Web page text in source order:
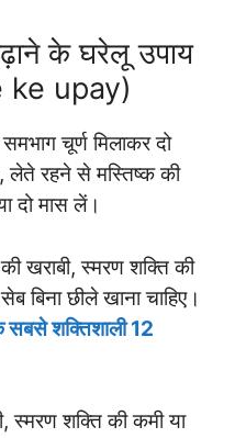
के घरेलू उपाय
ke upay)
चूर्ण मिलाकर दो
लेते रहने से मस्तिष्क की
दो मास लें।
की खराबी, स्मरण शक्ति की
बिना छीले खाना चाहिए।
सबसे शक्तिशाली 12
स्मरण शक्ति की कमी या